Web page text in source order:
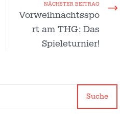
NÄCHSTER BEITRAG
Vorweihnachtsspo
rt am THG: Das
Spieleturnier!
Suche